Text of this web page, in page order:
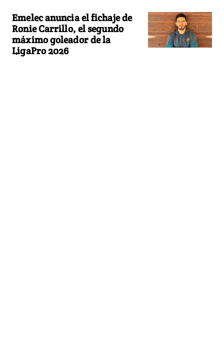
Emelec anuncia el fichaje de
Ronie Carrillo, el segundo
máximo goleador de la
LigaPro 2026